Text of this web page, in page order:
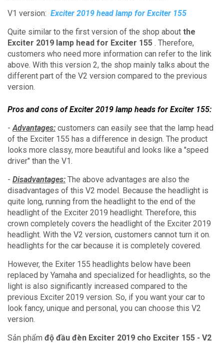
V1 version: Exciter 2019 head lamp for Exciter 155
Quite similar to the first version of the shop about the
Exciter 2019 lamp head for Exciter 155 . Therefore,
customers who need more information can refer to the link
above. With this version 2, the shop mainly talks about the
different part of the V2 version compared to the previous
version.
Pros and cons of Exciter 2019 lamp heads for Exciter 155:
-Advantages: customers can easily see that the lamp head
of the Exciter 155 has a difference in design. The product
looks more classy, ​​more beautiful and looks like a "speed
driver" than the V1.
- Disadvantages: The above advantages are also the
disadvantages of this V2 model. Because the headlight is
quite long, running from the headlight to the end of the
headlight of the Exciter 2019 headlight. Therefore, this
crown completely covers the headlight of the Exciter 2019
headlight. With the V2 version, customers cannot turn it on.
headlights for the car because it is completely covered.
However, the Exiter 155 headlights below have been
replaced by Yamaha and specialized for headlights, so the
light is also significantly increased compared to the
previous Exciter 2019 version. So, if you want your car to
look fancy, unique and personal, you can choose this V2
version.
Sản phẩm độ đầu đèn Exciter 2019 cho Exciter 155 - V2